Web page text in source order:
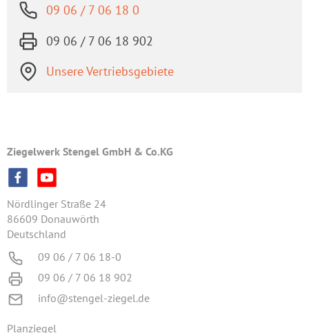
09 06 / 7 06 18 0
09 06 / 7 06 18 902
Unsere Vertriebsgebiete
Ziegelwerk Stengel GmbH & Co.KG
Nördlinger Straße 24
86609 Donauwörth
Deutschland
09 06 / 7 06 18-0
09 06 / 7 06 18 902
info@stengel-ziegel.de
Planziegel